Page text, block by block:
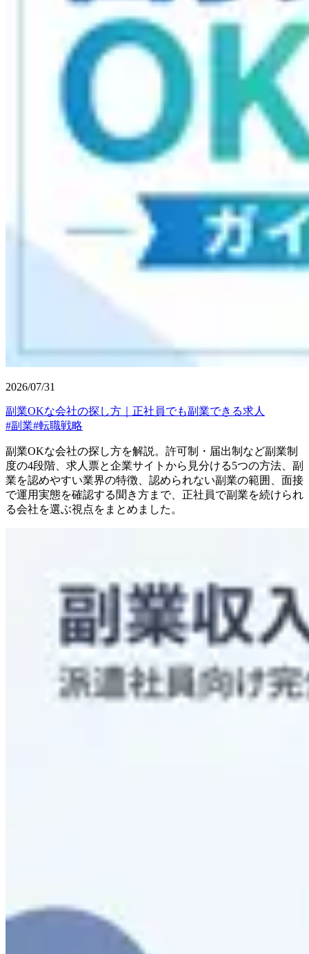
2026/07/31
副業OKな会社の探し方｜正社員でも副業できる求人
#副業#転職戦略
副業OKな会社の探し方を解説。許可制・届出制など副業制
度の4段階、求人票と企業サイトから見分ける5つの方法、副
業を認めやすい業界の特徴、認められない副業の範囲、面接
で運用実態を確認する聞き方まで、正社員で副業を続けられ
る会社を選ぶ視点をまとめました。